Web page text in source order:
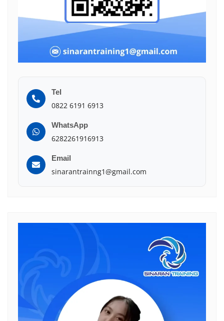
Tel
0822 6191 6913
WhatsApp
6282261916913
Email
sinarantrainng1@gmail.com